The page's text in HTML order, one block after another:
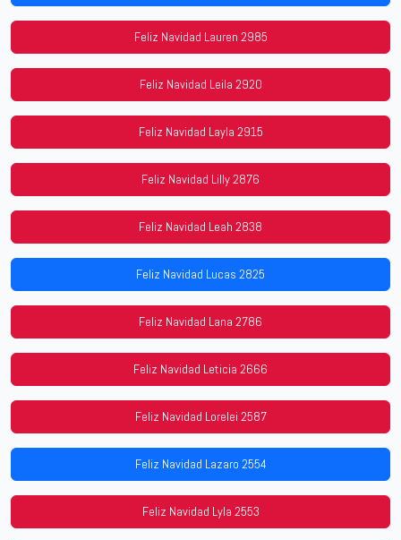
Feliz Navidad Lauren 2985
Feliz Navidad Leila 2920
Feliz Navidad Layla 2915
Feliz Navidad Lilly 2876
Feliz Navidad Leah 2838
Feliz Navidad Lucas 2825
Feliz Navidad Lana 2786
Feliz Navidad Leticia 2666
Feliz Navidad Lorelei 2587
Feliz Navidad Lazaro 2554
Feliz Navidad Lyla 2553